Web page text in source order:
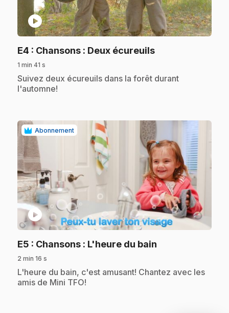
play_circle
E4 : Chansons : Deux écureuils.
1 min 41 s
.Suivez deux écureuils dans la forêt durant
l'automne!
Abonnement
play_circle
E5 : Chansons : L'heure du bain
2 min 16 s
.L'heure du bain, c'est amusant! Chantez avec les
amis de Mini TFO!